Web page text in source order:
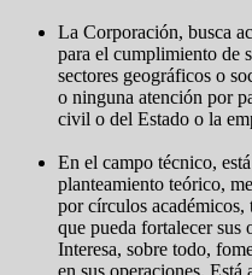
La Corporación, busca
para el cumplimiento de
sectores geográficos o
o ninguna atención por
civil o del Estado o la
En el campo técnico,
planteamiento teórico,
por círculos
que pueda fortalecer sus
Interesa, sobre todo,
en sus operaciones.